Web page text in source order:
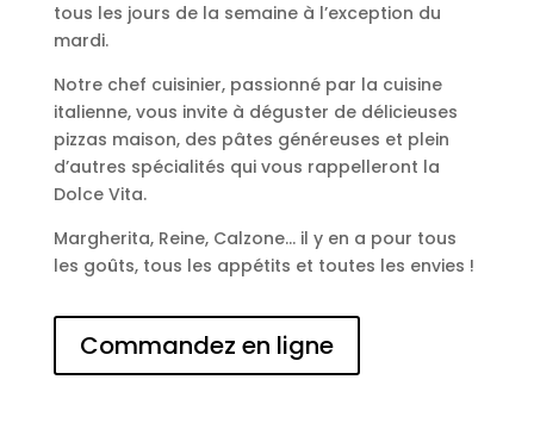
tous les jours de la semaine à l’exception du
mardi.
Notre chef cuisinier, passionné par la cuisine
italienne, vous invite à déguster de délicieuses
pizzas maison, des pâtes généreuses et plein
d’autres spécialités qui vous rappelleront la
Dolce Vita.
Margherita, Reine, Calzone… il y en a pour tous
les goûts, tous les appétits et toutes les envies !
Commandez en ligne